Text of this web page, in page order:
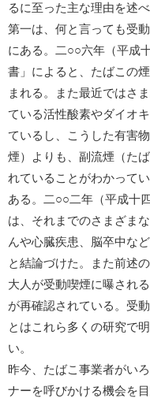
るに至った主な理由を述
第一は、何と言っても受
にある。二○○六年（平成
書」によると、たばこの
まれる。また最近ではさ
ている活性酸素やダイオ
ているし、こうした有害
煙）よりも、副流煙（た
れていることがわかって
ある。二○○二年（平成十
は、それまでのさまざま
んや心臓疾患、脳卒中な
と結論づけた。また前述
大人が受動喫煙に曝され
が再確認されている。受
とはこれら多くの研究で
い。
昨今、たばこ事業者がい
ナーを呼びかける機会を